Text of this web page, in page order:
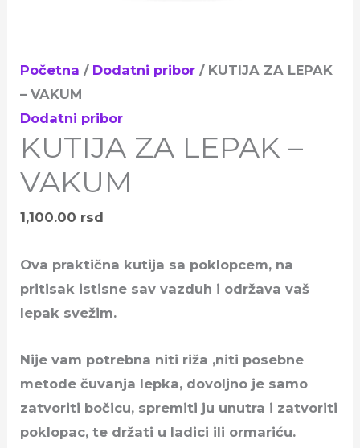
Početna / Dodatni pribor / KUTIJA ZA LEPAK
– VAKUM
Dodatni pribor
KUTIJA ZA LEPAK –
VAKUM
1,100.00 rsd
Ova praktična kutija sa poklopcem, na
pritisak istisne sav vazduh i održava vaš
lepak svežim.
Nije vam potrebna niti riža ,niti posebne
metode čuvanja lepka, dovoljno je samo
zatvoriti bočicu, spremiti ju unutra i zatvoriti
poklopac, te držati u ladici ili ormariću.